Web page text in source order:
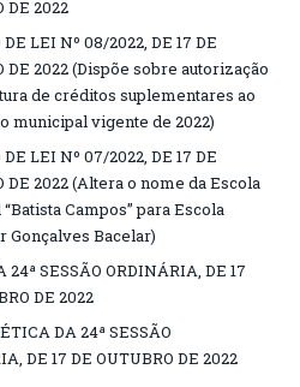
DE 2022
LEI Nº 08/2022, DE 17 DE
DE 2022 (Dispõe sobre autorização
de créditos suplementares ao
municipal vigente de 2022)
LEI Nº 07/2022, DE 17 DE
DE 2022 (Altera o nome da Escola
Campos” para Escola
Gonçalves Bacelar)
24ª SESSÃO ORDINÁRIA, DE 17
DE 2022
DA 24ª SESSÃO
DE 17 DE OUTUBRO DE 2022